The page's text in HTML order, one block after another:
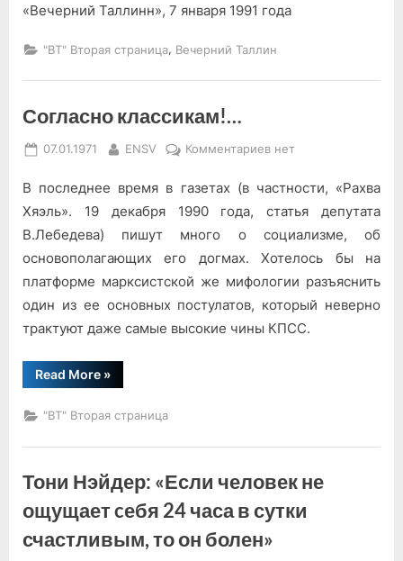
«Вечерний Таллинн», 7 января 1991 года
"ВТ" Вторая страница, Вечерний Таллин
Согласно классикам!…
Posted
07.01.1971 By
ENSV Комментариевк
Согласно
классикам!…
нет
В последнее время в газетах (в частности, «Рахва
Хяэль». 19 декабря 1990 года, статья депутата
В.Лебедева) пишут много о социализме, об
основополагающих его догмах. Хотелось бы на
платформе марксистской же мифологии разъяснить
один из ее основных постулатов, который неверно
трактуют даже самые высокие чины КПСС.
Read More“Согласно
классикам!…”
»
"ВТ" Вторая страница
Тони Нэйдер: «Если человек не
ощущает cебя 24 часа в сутки
счастливым, то он болен»